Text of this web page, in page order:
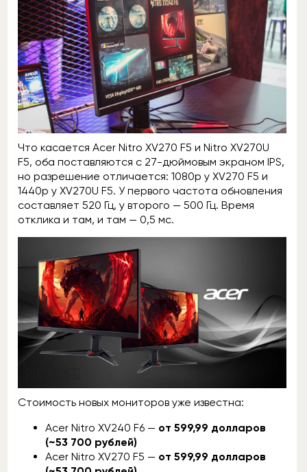
Что касается Acer Nitro XV270 F5 и Nitro XV270U
F5, оба поставляются с 27-дюймовым экраном IPS,
но разрешение отличается: 1080p у XV270 F5 и
1440p у XV270U F5. У первого частота обновления
составляет 520 Гц, у второго — 500 Гц. Время
отклика и там, и там — 0,5 мс.
Стоимость новых мониторов уже известна:
Acer Nitro XV240 F6 — от 599,99 долларов
(~53 700 рублей)
Acer Nitro XV270 F5 — от 599,99 долларов